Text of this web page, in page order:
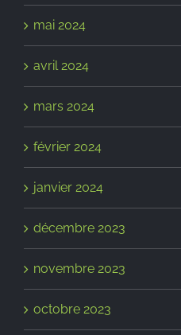
mai 2024
avril 2024
mars 2024
février 2024
janvier 2024
décembre 2023
novembre 2023
octobre 2023